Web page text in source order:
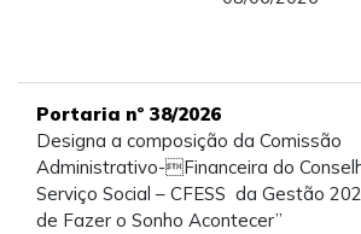
Portaria nº 38/2026
Designa a composição da Comissão
Administrativo-Financeira do
Serviço Social – CFESS da Gestão
de Fazer o Sonho Acontecer”